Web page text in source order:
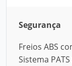
Segurança
Freios ABS
Sistema